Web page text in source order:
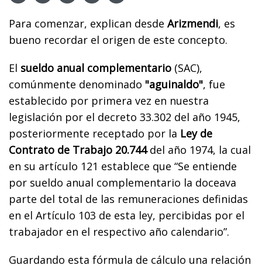
Para comenzar, explican desde Arizmendi, es
bueno recordar el origen de este concepto.
El sueldo anual complementario (SAC),
comúnmente denominado "aguinaldo", fue
establecido por primera vez en nuestra
legislación por el decreto 33.302 del año 1945,
posteriormente receptado por la Ley de
Contrato de Trabajo 20.744del año 1974, la cual
en su artículo 121 establece que “Se entiende
por sueldo anual complementario la doceava
parte del total de las remuneraciones definidas
en el Artículo 103 de esta ley, percibidas por el
trabajador en el respectivo año calendario”.
Guardando esta fórmula de cálculo una relación